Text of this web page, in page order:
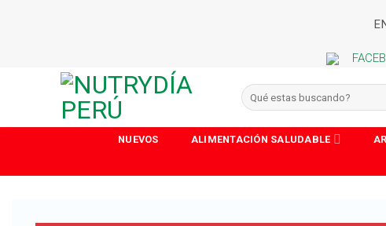
Buscar
por:
NUEVOS ALIMENTACIÓN SALUDABLE